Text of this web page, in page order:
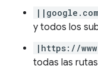
y todos los
|https://
todas las